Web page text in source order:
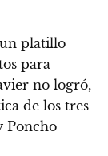
platillo
para
no logró,
de los tres
Poncho